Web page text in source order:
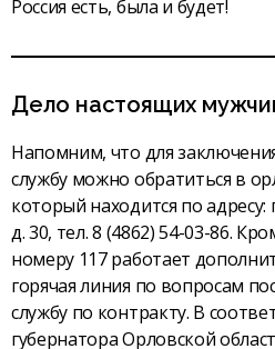
Россия есть, была и будет!
Дело настоящих
Напомним, что для
службу можно обратиться в
который находится по адресу:
д. 30, тел. 8 (4862) 54-03-86.
номеру 117 работает
горячая линия по вопросам
службу по контракту. В
губернатора Орловской